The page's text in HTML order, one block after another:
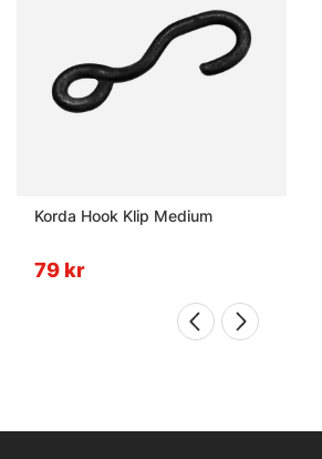
Korda Hook Klip Medium
79 kr